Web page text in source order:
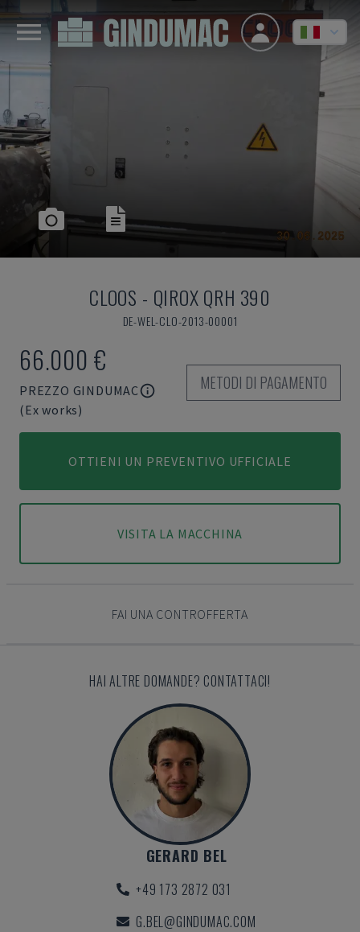
CLOOS - QIROX QRH 390
DE-WEL-CLO-2013-00001
66.000 €
PREZZO GINDUMAC
(Ex works)
METODI DI PAGAMENTO
OTTIENI UN PREVENTIVO UFFICIALE
VISITA LA MACCHINA
FAI UNA CONTROFFERTA
HAI ALTRE DOMANDE? CONTATTACI!
GERARD BEL
+49 173 2872 031
G.BEL@GINDUMAC.COM